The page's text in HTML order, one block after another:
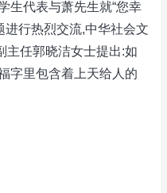
代表与萧先生就“您幸
进行热烈交流,中华社会文
主任郭晓洁女士提出:如
字里包含着上天给人的